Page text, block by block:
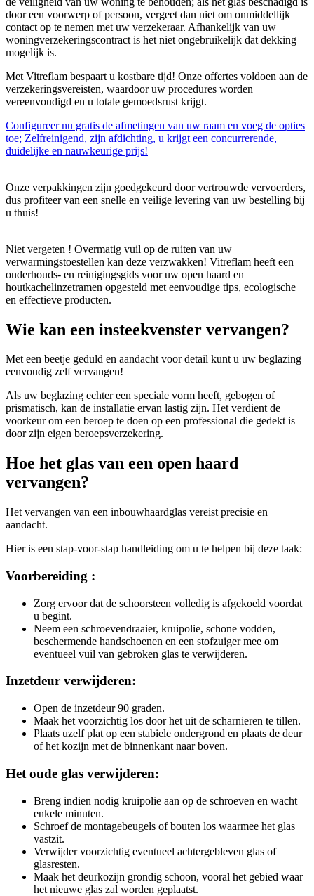
door een voorwerp of persoon, vergeet dan niet om onmiddellijk
contact op te nemen met uw verzekeraar. Afhankelijk van uw
woningverzekeringscontract is het niet ongebruikelijk dat dekking
mogelijk is.
Met Vitreflam bespaart u kostbare tijd! Onze offertes voldoen aan de
verzekeringsvereisten, waardoor uw procedures worden
vereenvoudigd en u totale gemoedsrust krijgt.
Configureer nu gratis de afmetingen van uw raam en voeg de opties
toe; Zelfreinigend, zijn afdichting, u krijgt een concurrerende,
duidelijke en nauwkeurige prijs!
Onze verpakkingen zijn goedgekeurd door vertrouwde vervoerders,
dus profiteer van een snelle en veilige levering van uw bestelling bij
u thuis!
Niet vergeten ! Overmatig vuil op de ruiten van uw
verwarmingstoestellen kan deze verzwakken! Vitreflam heeft een
onderhouds- en reinigingsgids voor uw open haard en
houtkachelinzetramen opgesteld met eenvoudige tips, ecologische
en effectieve producten.
Wie kan een insteekvenster vervangen?
Met een beetje geduld en aandacht voor detail kunt u uw beglazing
eenvoudig zelf vervangen!
Als uw beglazing echter een speciale vorm heeft, gebogen of
prismatisch, kan de installatie ervan lastig zijn. Het verdient de
voorkeur om een beroep te doen op een professional die gedekt is
door zijn eigen beroepsverzekering.
Hoe het glas van een open haard
vervangen?
Het vervangen van een inbouwhaardglas vereist precisie en
aandacht.
Hier is een stap-voor-stap handleiding om u te helpen bij deze taak:
Voorbereiding :
Zorg ervoor dat de schoorsteen volledig is afgekoeld voordat
u begint.
Neem een schroevendraaier, kruipolie, schone vodden,
beschermende handschoenen en een stofzuiger mee om
eventueel vuil van gebroken glas te verwijderen.
Inzetdeur verwijderen:
Open de inzetdeur 90 graden.
Maak het voorzichtig los door het uit de scharnieren te tillen.
Plaats uzelf plat op een stabiele ondergrond en plaats de deur
of het kozijn met de binnenkant naar boven.
Het oude glas verwijderen:
Breng indien nodig kruipolie aan op de schroeven en wacht
enkele minuten.
Schroef de montagebeugels of bouten los waarmee het glas
vastzit.
Verwijder voorzichtig eventueel achtergebleven glas of
glasresten.
Maak het deurkozijn grondig schoon, vooral het gebied waar
het nieuwe glas zal worden geplaatst.